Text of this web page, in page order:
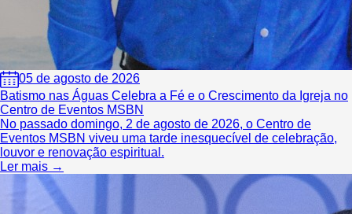
05 de agosto de 2026
Batismo nas Águas Celebra a Fé e o Crescimento da Igreja no
Centro de Eventos MSBN
No passado domingo, 2 de agosto de 2026, o Centro de
Eventos MSBN viveu uma tarde inesquecível de celebração,
louvor e renovação espiritual.
Ler mais →